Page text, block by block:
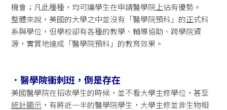
機會；凡此種種，均可讓學生在申請醫學院上佔有優勢。
整體來說，美國的大學之中並沒有「醫學院預科」的正式科
系與學位，但學校卻有各種的教學、輔導協助、跨學院資
源，實質地達成「醫學院預科」的教育效果。
．醫學院衝刺班，倒是存在
美國醫學院在招收學生的時候，並不看大學主修學位，甚至
統計顯示 ，有將近一半的醫學院學生，大學主修並非生物相